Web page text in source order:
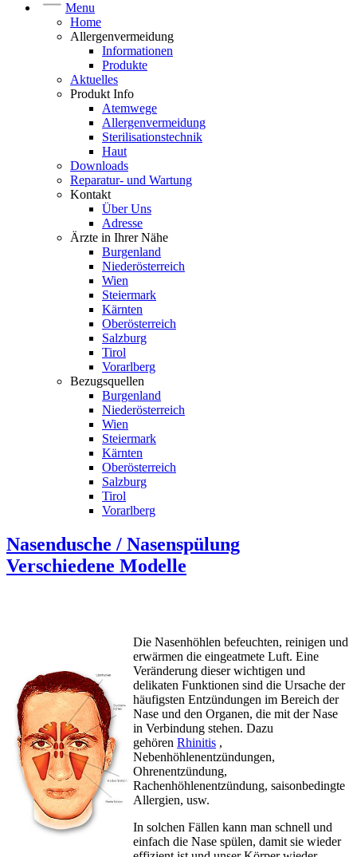
Menu
Home
Allergenvermeidung
Informationen
Produkte
Aktuelles
Produkt Info
Atemwege
Allergenvermeidung
Sterilisationstechnik
Haut
Downloads
Reparatur- und Wartung
Kontakt
Über Uns
Adresse
Ärzte in Ihrer Nähe
Burgenland
Niederösterreich
Wien
Steiermark
Kärnten
Oberösterreich
Salzburg
Tirol
Vorarlberg
Bezugsquellen
Burgenland
Niederösterreich
Wien
Steiermark
Kärnten
Oberösterreich
Salzburg
Tirol
Vorarlberg
Nasendusche / Nasenspülung
Verschiedene Modelle
Die Nasenhöhlen befeuchten, reinigen und
erwärmen die eingeatmete Luft. Eine
Veränderung dieser wichtigen und
delikaten Funktionen sind die Ursache der
häufigsten Entzündungen im Bereich der
Nase und den Organen, die mit der Nase
in Verbindung stehen. Dazu
gehören Rhinitis ,
Nebenhöhlenentzündungen,
Ohrenentzündung,
Rachenhöhlenentzündung, saisonbedingte
Allergien, usw.
In solchen Fällen kann man schnell und
einfach die Nase spülen, damit sie wieder